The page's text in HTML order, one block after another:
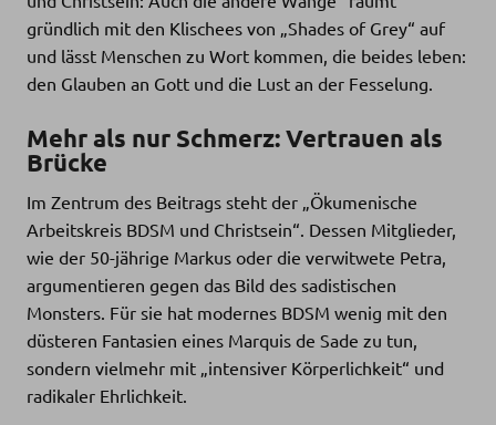
gründlich mit den Klischees von „Shades of Grey“ auf
und lässt Menschen zu Wort kommen, die beides leben:
den Glauben an Gott und die Lust an der Fesselung.
Mehr als nur Schmerz: Vertrauen als
Brücke
Im Zentrum des Beitrags steht der „Ökumenische
Arbeitskreis BDSM und Christsein“. Dessen Mitglieder,
wie der 50-jährige Markus oder die verwitwete Petra,
argumentieren gegen das Bild des sadistischen
Monsters. Für sie hat modernes BDSM wenig mit den
düsteren Fantasien eines Marquis de Sade zu tun,
sondern vielmehr mit „intensiver Körperlichkeit“ und
radikaler Ehrlichkeit.